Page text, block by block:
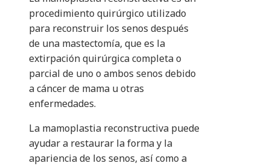
procedimiento quirúrgico utilizado
para reconstruir los senos después
de una mastectomía, que es la
extirpación quirúrgica completa o
parcial de uno o ambos senos debido
a cáncer de mama u otras
enfermedades.
La mamoplastia reconstructiva puede
ayudar a restaurar la forma y la
apariencia de los senos, así como a